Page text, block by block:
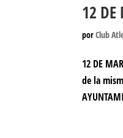
12 DE
porClub
12 DE
de la